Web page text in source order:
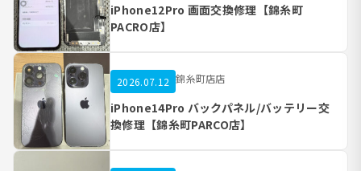
iPhone12Pro 画面交換修理【錦糸町
PACRO店】
2026.07.12 錦糸町店店
iPhone14Pro バックパネル/バッテリー交
換修理【錦糸町PARCO店】